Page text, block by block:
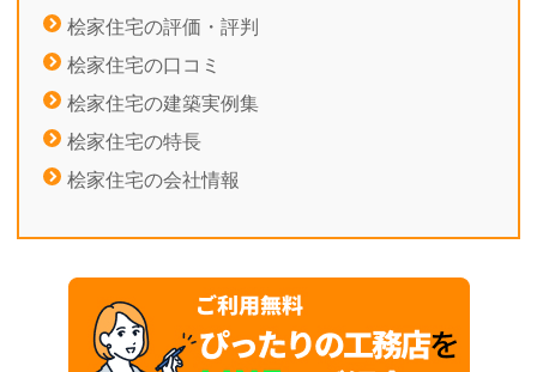
桧家住宅の評価・評判
桧家住宅の口コミ
桧家住宅の建築実例集
桧家住宅の特長
桧家住宅の会社情報